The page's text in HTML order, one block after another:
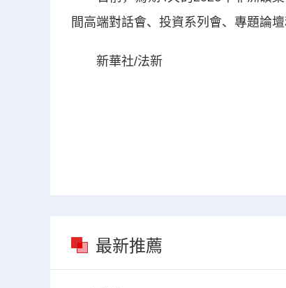
間高端對話會、投資系列會、專題論
新華社/法新
最新推薦